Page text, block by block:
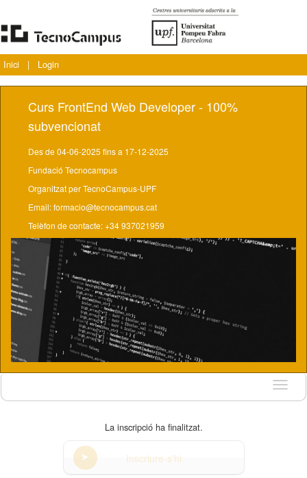
Inici | Login
Curs FrontEnd Web Developer - 100%
subvencionat
Des de 04-06-2025 fins a 17-12-2025
Fundació Tecnocampus
Organitzat per TecnoCampus-UPF
Email: formacio@tecnocampus.cat
Telèfon de contacte: +34 937021959
Idioma
La inscripció ha finalitzat.
Inscriure-s'hi